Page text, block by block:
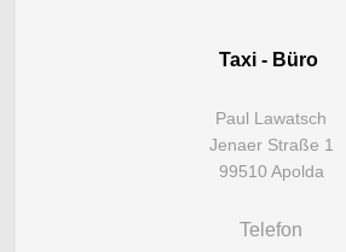
Taxi - Büro
Paul Lawatsch
Jenaer Straße 1
99510 Apolda
Telefon